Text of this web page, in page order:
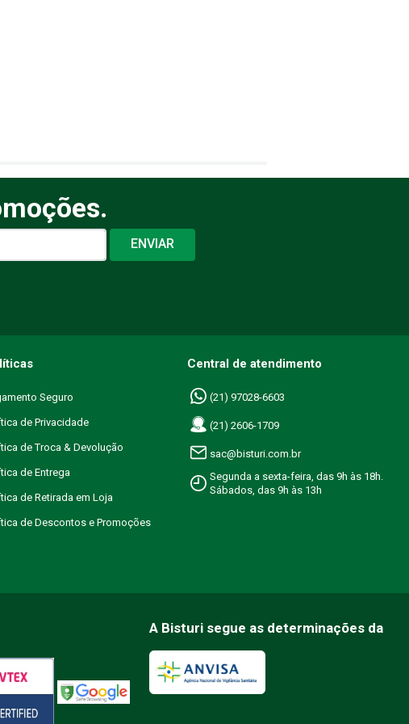
ENVIAR
Seguro
de Privacidade
de Troca & Devolução
de Entrega
de Retirada em Loja
de Descontos e Promoções
Central de atendimento
(21) 97028-6603
(21) 2606-1709
sac@bisturi.com.br
Segunda a sexta-feira, das 9h às 18h.
Sábados, das 9h às 13h
A Bisturi segue as determinações da